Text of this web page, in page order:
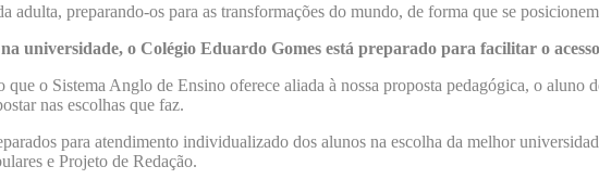
preparando-os para as transformações do mundo, de forma que se
universidade, o Colégio Eduardo Gomes está preparado para facilitar o
o Sistema Anglo de Ensino oferece aliada à nossa proposta pedagógica, o aluno
nas escolhas que faz.
para atendimento individualizado dos alunos na escolha da melhor
e Projeto de Redação.